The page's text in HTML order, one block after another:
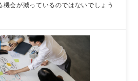
機会が減っているのではないでしょう